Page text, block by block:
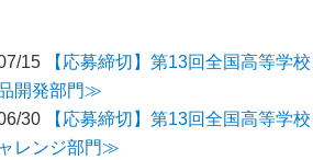
15
【応募締切】第13回全国高等学校
開発部門≫
30
【応募締切】第13回全国高等学校
レンジ部門≫